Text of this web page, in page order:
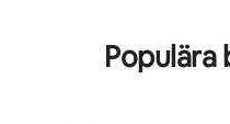
Populära